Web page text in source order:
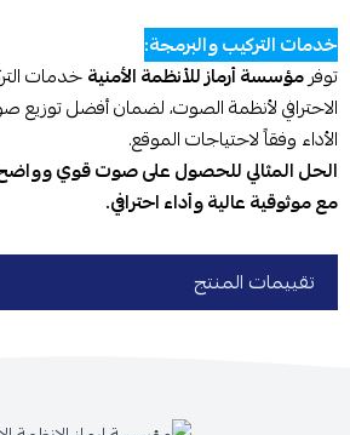
خدمات التركيب والبرمجة:
توفرمؤسسة أرماز للأنظمة الأمنيةخدمات
الاحترافي لأنظمة الصوت، لضمان أفضل
الأداء وفقاً لاحتياجات الموقع.
الحل المثالي للحصول على صوت قوي وواضح
مع موثوقية عالية وأداء احترافي.
تقييمات المنتج